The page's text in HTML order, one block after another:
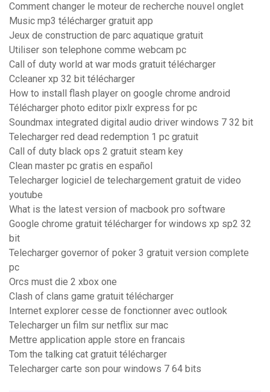
Comment changer le moteur de recherche nouvel onglet
Music mp3 télécharger gratuit app
Jeux de construction de parc aquatique gratuit
Utiliser son telephone comme webcam pc
Call of duty world at war mods gratuit télécharger
Ccleaner xp 32 bit télécharger
How to install flash player on google chrome android
Télécharger photo editor pixlr express for pc
Soundmax integrated digital audio driver windows 7 32 bit
Telecharger red dead redemption 1 pc gratuit
Call of duty black ops 2 gratuit steam key
Clean master pc gratis en español
Telecharger logiciel de telechargement gratuit de video
youtube
What is the latest version of macbook pro software
Google chrome gratuit télécharger for windows xp sp2 32
bit
Telecharger governor of poker 3 gratuit version complete
pc
Orcs must die 2 xbox one
Clash of clans game gratuit télécharger
Internet explorer cesse de fonctionner avec outlook
Telecharger un film sur netflix sur mac
Mettre application apple store en francais
Tom the talking cat gratuit télécharger
Telecharger carte son pour windows 7 64 bits